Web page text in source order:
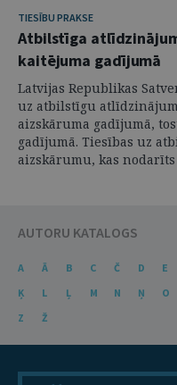
TIESĪBU PRAKSE
Atbilstīga
kaitējuma gadījumā
Latvijas Republikas
uz atbilstīgu
aizskāruma gadījumā,
gadījumā. Tiesības uz
aizskārumu, kas nodarīts
AUTORU KATALOGS
A Ā B C Č D E
Ķ
L Ļ M N Ņ O
Z
Ž